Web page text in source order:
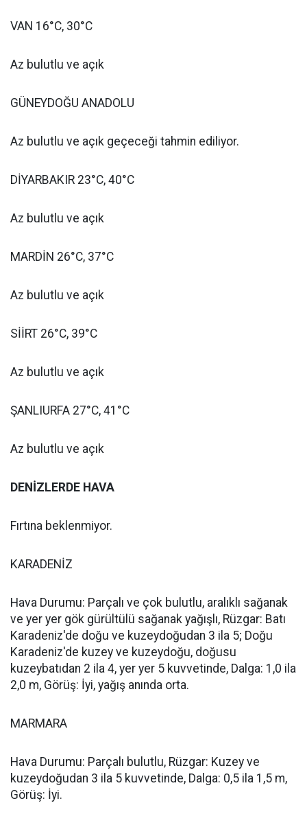
VAN 16°C, 30°C
Az bulutlu ve açık
GÜNEYDOĞU ANADOLU
Az bulutlu ve açık geçeceği tahmin ediliyor.
DİYARBAKIR 23°C, 40°C
Az bulutlu ve açık
MARDİN 26°C, 37°C
Az bulutlu ve açık
SİİRT 26°C, 39°C
Az bulutlu ve açık
ŞANLIURFA 27°C, 41°C
Az bulutlu ve açık
DENİZLERDE HAVA
Fırtına beklenmiyor.
KARADENİZ
Hava Durumu: Parçalı ve çok bulutlu, aralıklı sağanak
ve yer yer gök gürültülü sağanak yağışlı, Rüzgar: Batı
Karadeniz'de doğu ve kuzeydoğudan 3 ila 5; Doğu
Karadeniz'de kuzey ve kuzeydoğu, doğusu
kuzeybatıdan 2 ila 4, yer yer 5 kuvvetinde, Dalga: 1,0 ila
2,0 m, Görüş: İyi, yağış anında orta.
MARMARA
Hava Durumu: Parçalı bulutlu, Rüzgar: Kuzey ve
kuzeydoğudan 3 ila 5 kuvvetinde, Dalga: 0,5 ila 1,5 m,
Görüş: İyi.